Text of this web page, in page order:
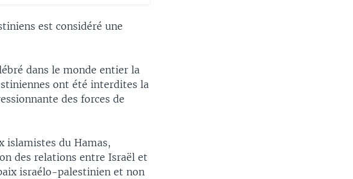
est considéré une
dans le monde entier la
ont été interdites la
des forces de
islamistes du Hamas,
des relations entre Israël et
israélo-palestinien et non